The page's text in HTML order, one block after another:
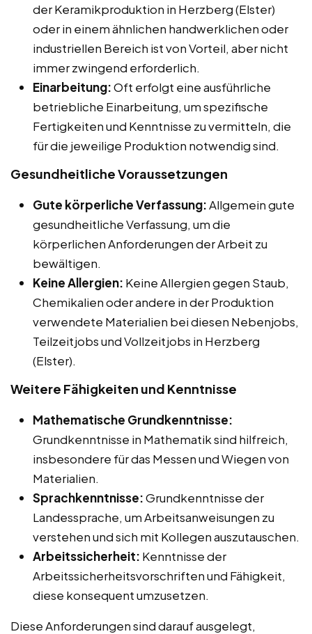
der Keramikproduktion in Herzberg (Elster)
oder in einem ähnlichen handwerklichen oder
industriellen Bereich ist von Vorteil, aber nicht
immer zwingend erforderlich.
Einarbeitung:Oft erfolgt eine ausführliche
betriebliche Einarbeitung, um spezifische
Fertigkeiten und Kenntnisse zu vermitteln, die
für die jeweilige Produktion notwendig sind.
Gesundheitliche Voraussetzungen
Gute körperliche Verfassung:Allgemein gute
gesundheitliche Verfassung, um die
körperlichen Anforderungen der Arbeit zu
bewältigen.
Keine Allergien: Keine Allergien gegen Staub,
Chemikalien oder andere in der Produktion
verwendete Materialien bei diesen Nebenjobs,
Teilzeitjobs und Vollzeitjobs in Herzberg
(Elster).
Weitere Fähigkeiten und Kenntnisse
Mathematische Grundkenntnisse:
Grundkenntnisse in Mathematik sind hilfreich,
insbesondere für das Messen und Wiegen von
Materialien.
Sprachkenntnisse:Grundkenntnisse der
Landessprache, um Arbeitsanweisungen zu
verstehen und sich mit Kollegen auszutauschen.
Arbeitssicherheit: Kenntnisse der
Arbeitssicherheitsvorschriften und Fähigkeit,
diese konsequent umzusetzen.
Diese Anforderungen sind darauf ausgelegt,